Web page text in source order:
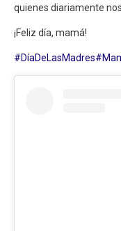
quienes diariamente
¡Feliz día, mamá!
#DíaDeLasMadres